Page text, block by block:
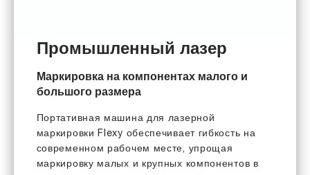
Промышленный лазер
Маркировка на компонентах малого и
большого размера
Портативная машина для лазерной
маркировки Flexy обеспечивает гибкость на
современном рабочем месте, упрощая
маркировку малых и крупных компонентов в